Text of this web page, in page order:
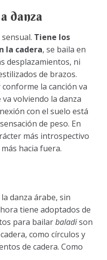
danza
Tiene los
la cadera, se baila en
desplazamientos, ni
de brazos.
la canción va
volviendo la danza
con el suelo está
de peso. En
más introspectivo
hacia fuera.
danza árabe, sin
tiene adoptados de
para bailarbaladison
como círculos y
de cadera. Como